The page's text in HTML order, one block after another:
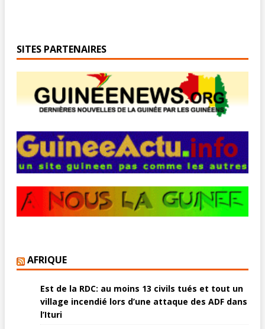
SITES PARTENAIRES
AFRIQUE
Est de la RDC: au moins 13 civils tués et tout un
village incendié lors d’une attaque des ADF dans
l’Ituri